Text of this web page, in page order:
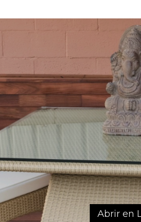
Abrir en